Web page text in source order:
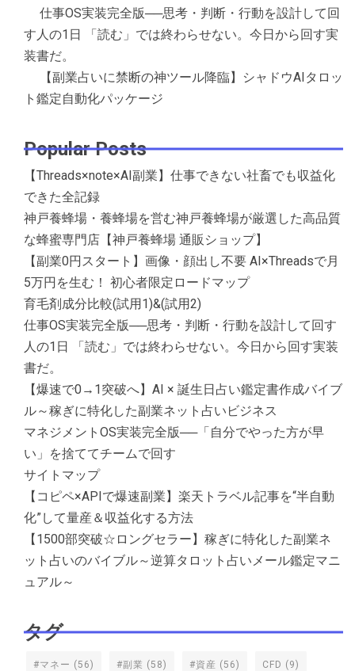
仕事OS実装完全版──思考・判断・行動を設計して回
す人の1日 「読む」では終わらせない。今日から回す実
装書だ。
【副業占いに禁断の神ツール降臨】シャドウAIタロッ
ト鑑定自動化パッケージ
Popular Posts
【Threads×note×AI副業】仕事できない社畜でも収益化
できた全記録
神戸養蜂場・養蜂場を営む神戸養蜂場が厳選した高品質
な蜂蜜専門店【神戸養蜂場 通販ショップ】
【副業0円スタート】画像・顔出し不要 AI×Threadsで月
5万円を生む！ 初心者限定ロードマップ
育毛剤成分比較(試用1)&(試用2)
仕事OS実装完全版──思考・判断・行動を設計して回す
人の1日 「読む」では終わらせない。今日から回す実装
書だ。
【爆速で0→1突破へ】AI × 誕生日占い鑑定書作成バイブ
ル～稼ぎに特化した副業ネット占いビジネス
マネジメントOS実装完全版──「自分でやった方が早
い」を捨ててチームで回す
サイトマップ
【コピペ×APIで爆速副業】楽天トラベル記事を“半自動
化”して量産＆収益化する方法
【1500部突破☆ロングセラー】稼ぎに特化した副業ネ
ット占いのバイブル～逆算タロット占いメール鑑定マニ
ュアル～
タグ
#マネー (56) #副業 (58) #資産 (56) CFD (9)